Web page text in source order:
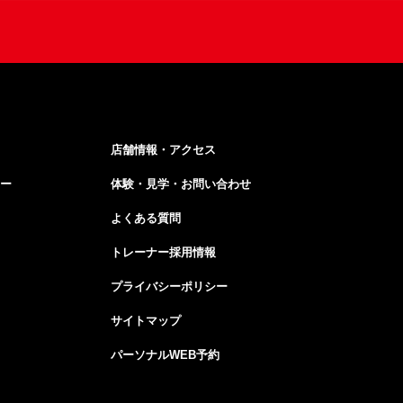
店舗情報・アクセス
体験・見学・お問い合わせ
よくある質問
トレーナー採用情報
プライバシーポリシー
サイトマップ
パーソナルWEB予約